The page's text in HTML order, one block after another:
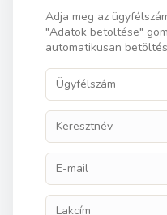
Adja meg az
"Adatok betöltése"
automatikusan